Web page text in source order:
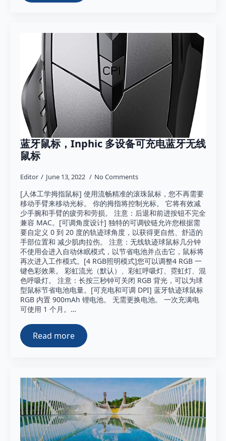
蓝牙鼠标，Inphic 多设备可充电蓝牙无线
鼠标
Editor June 13, 2022 No Comments
[人体工学拇指鼠标] 使用流畅精准的滚珠鼠标，您不再需要
移动手臂来移动光标。 你的拇指将控制光标。 它将有效减
少手腕和手臂的疲劳和劳损。 注意：后退和前进按钮不完全
兼容 MAC。[可调角度设计] 独特的可调铰链允许您根据需
要自定义 0 到 20 度的轨迹球角度，以获得更自然、舒适的
手部位置和 减少肌肉拉伤。 注意：无线轨迹球鼠标几分钟
不使用会进入自动休眠模式，以节省电池并点击它，鼠标将
再次进入工作模式。[4 RGB照明模式]您可以调整4 RGB 一
键色彩效果。 彩虹流光（默认）、彩虹呼吸灯、霓虹灯、混
色呼吸灯。 注意：长按三秒钟可关闭 RGB 背光，可以为球
型鼠标节省电池电量。[可充电和可调 DPI] 蓝牙轨迹球鼠标
RGB 内置 900mAh 锂电池。 无需更换电池。 一次充满电
可使用 1 个月。…
Read more